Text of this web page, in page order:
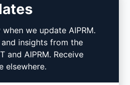
インストール方法
グーグル・クローム (en)
マイクロソフト・エッジ
we update AIPRM.
insights from the
and AIPRM. Receive
elsewhere.